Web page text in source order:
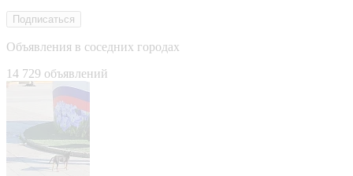
Подписаться
Объявления в соседних городах
14 729 объявлений